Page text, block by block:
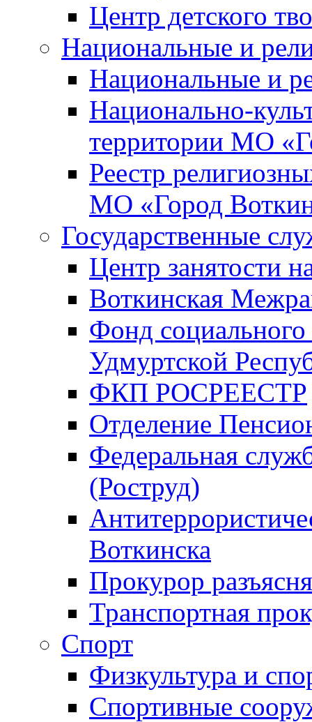
Центр детского
Национальные и
Национальные и
Национально-
территории МО
Реестр
МО «Город
Государственные
Центр занятости
Воткинская
Фонд
Удмуртской
ФКП РОСРЕЕСТР
Отделение
Федеральная
(Роструд)
Воткинска
Прокурор
Транспортная
Спорт
Физкультура и
Спортивные